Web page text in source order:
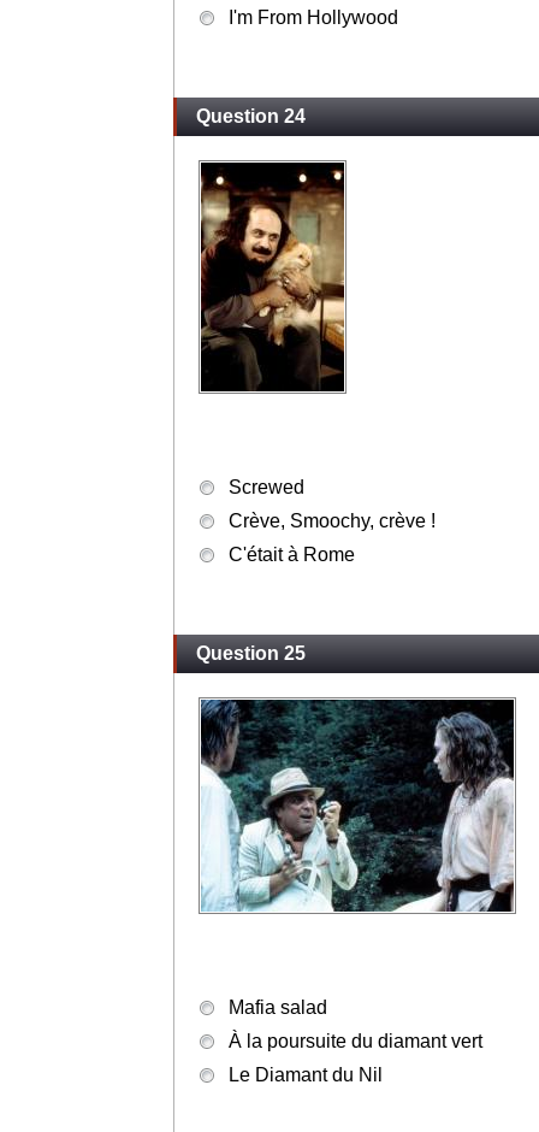
I'm From Hollywood
Question 24
Screwed
Crève, Smoochy, crève !
C'était à Rome
Question 25
Mafia salad
À la poursuite du diamant vert
Le Diamant du Nil